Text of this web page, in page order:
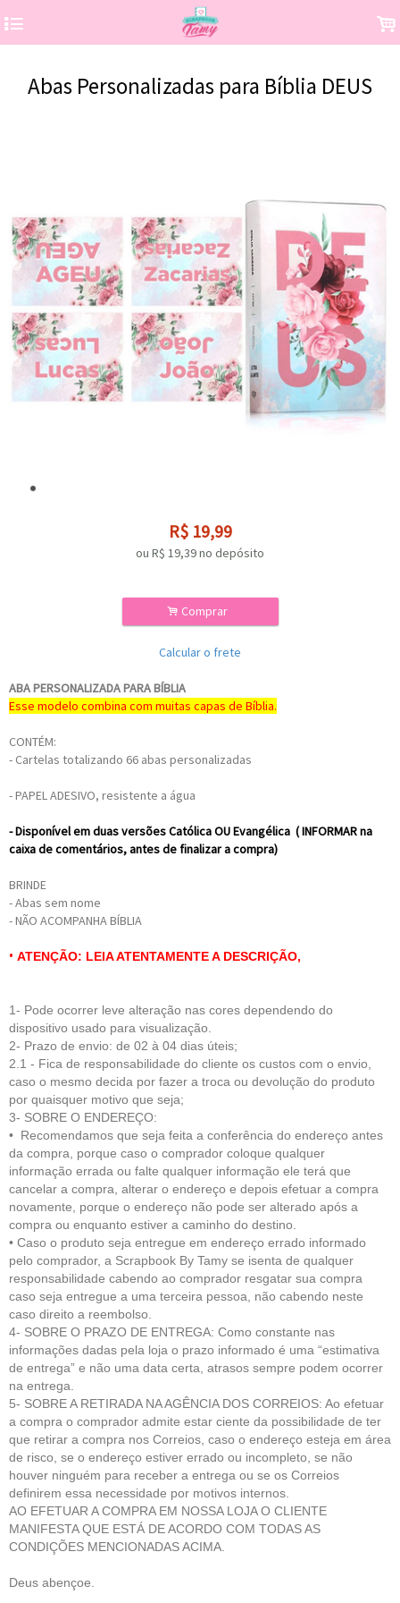
4 .
Abas Personalizadas para Bíblia DEUS
R$ 19,99
ou R$ 19,39no depósito
. Comprar
Calcular o frete
ABA PERSONALIZADA PARA BÍBLIA
Esse modelo combina com muitas capas de Bíblia.
CONTÉM:
- Cartelas totalizando 66 abas personalizadas
- PAPEL ADESIVO, resistente a água
- Disponível em duas versões Católica OU Evangélica ( INFORMAR na
caixa de comentários, antes de finalizar a compra)
BRINDE
- Abas sem nome
- NÃO ACOMPANHA BÍBLIA
• ATENÇÃO: LEIA ATENTAMENTE A DESCRIÇÃO,
1- Pode ocorrer leve alteração nas cores dependendo do
dispositivo usado para visualização.
2- Prazo de envio: de 02 à 04 dias úteis;
2.1 - Fica de responsabilidade do cliente os custos com o envio,
caso o mesmo decida por fazer a troca ou devolução do produto
por quaisquer motivo que seja;
3- SOBRE O ENDEREÇO:
• Recomendamos que seja feita a conferência do endereço antes
da compra, porque caso o comprador coloque qualquer
informação errada ou falte qualquer informação ele terá que
cancelar a compra, alterar o endereço e depois efetuar a compra
novamente, porque o endereço não pode ser alterado após a
compra ou enquanto estiver a caminho do destino.
• Caso o produto seja entregue em endereço errado informado
pelo comprador, a Scrapbook By Tamy se isenta de qualquer
responsabilidade cabendo ao comprador resgatar sua compra
caso seja entregue a uma terceira pessoa, não cabendo neste
caso direito a reembolso.
4- SOBRE O PRAZO DE ENTREGA: Como constante nas
informações dadas pela loja o prazo informado é uma “estimativa
de entrega” e não uma data certa, atrasos sempre podem ocorrer
na entrega.
5- SOBRE A RETIRADA NA AGÊNCIA DOS CORREIOS: Ao efetuar
a compra o comprador admite estar ciente da possibilidade de ter
que retirar a compra nos Correios, caso o endereço esteja em área
de risco, se o endereço estiver errado ou incompleto, se não
houver ninguém para receber a entrega ou se os Correios
definirem essa necessidade por motivos internos.
AO EFETUAR A COMPRA EM NOSSA LOJA O CLIENTE
MANIFESTA QUE ESTÁ DE ACORDO COM TODAS AS
CONDIÇÕES MENCIONADAS ACIMA.
Deus abençoe.